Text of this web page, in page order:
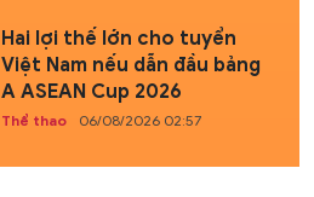
Hai lợi thế lớn cho tuyển
Việt Nam nếu dẫn đầu bảng
A ASEAN Cup 2026
Thể thao 06/08/2026 02:57